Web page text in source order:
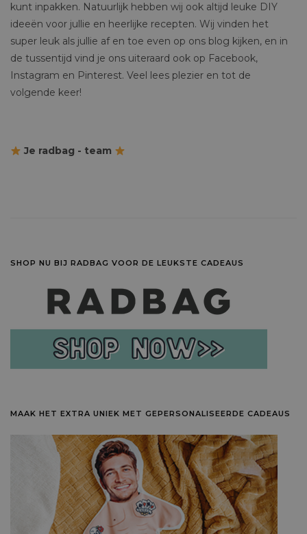
kunt inpakken. Natuurlijk hebben wij ook altijd leuke DIY
ideeën voor jullie en heerlijke recepten. Wij vinden het
super leuk als jullie af en toe even op ons blog kijken, en in
de tussentijd vind je ons uiteraard ook op Facebook,
Instagram en Pinterest. Veel lees plezier en tot de
volgende keer!
Je radbag - team
SHOP NU BIJ RADBAG VOOR DE LEUKSTE CADEAUS
MAAK HET EXTRA UNIEK MET GEPERSONALISEERDE CADEAUS